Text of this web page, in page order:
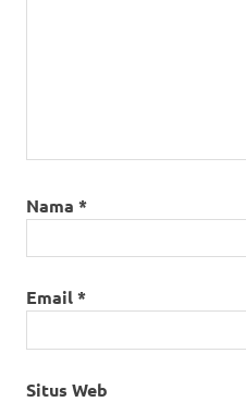
Nama *
Email*
Situs Web